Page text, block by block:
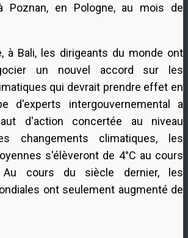
Poznan, en Pologne, au mois de
à Bali, les dirigeants du monde ont
un nouvel accord sur les
qui devrait prendre effet en
d'experts intergouvernemental a
d'action concertée au niveau
changements climatiques, les
s'élèveront de 4°C au cours
cours du siècle dernier, les
ont seulement augmenté de